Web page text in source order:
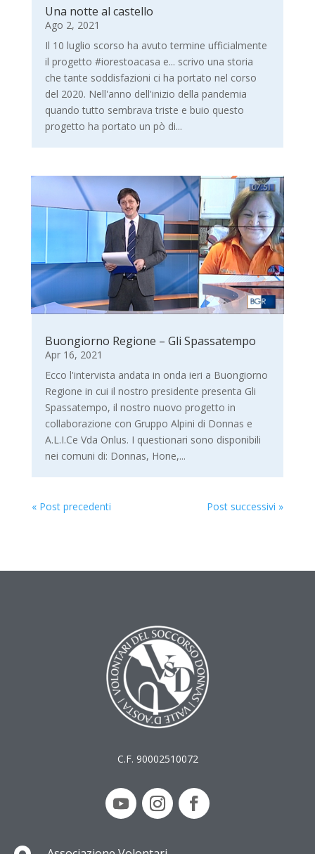
Una notte al castello
Ago 2, 2021
Il 10 luglio scorso ha avuto termine ufficialmente
il progetto #iorestoacasa e... scrivo una storia
che tante soddisfazioni ci ha portato nel corso
del 2020. Nell'anno dell'inizio della pandemia
quando tutto sembrava triste e buio questo
progetto ha portato un pò di...
Buongiorno Regione – Gli Spassatempo
Apr 16, 2021
Ecco l'intervista andata in onda ieri a Buongiorno
Regione in cui il nostro presidente presenta Gli
Spassatempo, il nostro nuovo progetto in
collaborazione con Gruppo Alpini di Donnas e
A.L.I.Ce Vda Onlus. I questionari sono disponibili
nei comuni di: Donnas, Hone,...
« Post precedenti Post successivi »
C.F. 90002510072